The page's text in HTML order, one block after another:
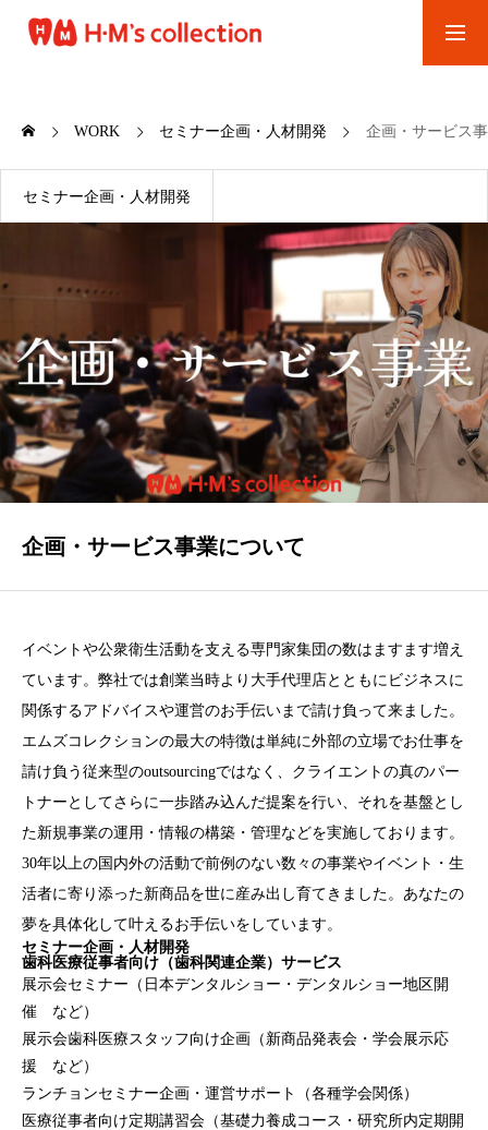
経営コンサル
セミナー企画
スタッフ
実績紹介
会社概要
WORK セミナー企画・人材開発 企画・サービス
セミナー企画・人材開発
企画・サービス事業について
イベントや公衆衛生活動を支える専門家集団の数はますます増え
ています。弊社では創業当時より大手代理店とともにビジネスに
関係するアドバイスや運営のお手伝いまで請け負って来ました。
エムズコレクションの最大の特徴は単純に外部の立場でお仕事を
請け負う従来型のoutsourcingではなく、クライエントの真のパー
トナーとしてさらに一歩踏み込んだ提案を行い、それを基盤とし
た新規事業の運用・情報の構築・管理などを実施しております。
30年以上の国内外の活動で前例のない数々の事業やイベント・生
活者に寄り添った新商品を世に産み出し育てきました。あなたの
夢を具体化して叶えるお手伝いをしています。
セミナー企画・人材開発
歯科医療従事者向け（歯科関連企業）サービス
展示会セミナー（日本デンタルショー・デンタルショー地区開
催 など）
展示会歯科医療スタッフ向け企画（新商品発表会・学会展示応
援 など）
ランチョンセミナー企画・運営サポート（各種学会関係）
医療従事者向け定期講習会（基礎力養成コース・研究所内定期開